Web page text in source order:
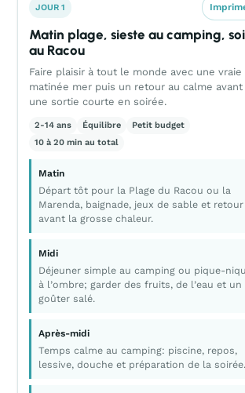
JOUR 1
Matin plage, sieste au camping,
au Racou
Faire plaisir à tout le monde avec une vraie
matinée mer puis un retour au calme avant
une sortie courte en soirée.
2-14 ans Équilibre
Petit budget
10 à 20 min au total
Matin
Départ tôt pour la Plage du Racou ou la
Marenda, baignade, jeux de sable et retour
avant la grosse chaleur.
Midi
Déjeuner simple au camping ou pique-
à l’ombre; garder des fruits, de l’eau et un
goûter salé.
Après-midi
Temps calme au camping: piscine, repos,
lessive, douche et préparation de la soirée.